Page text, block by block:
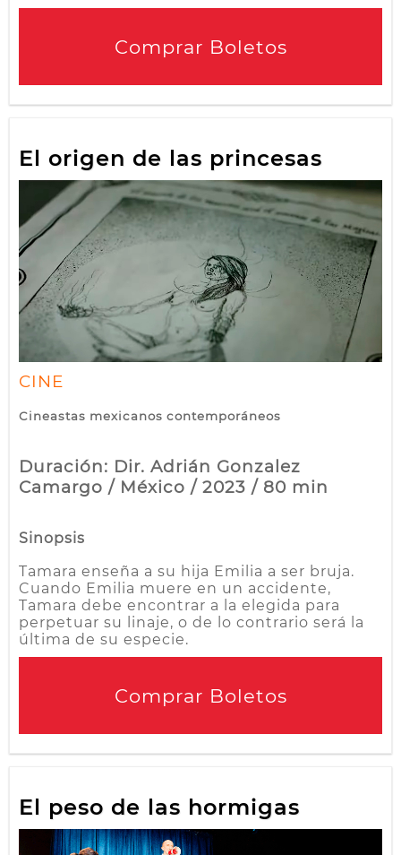
Comprar Boletos
El origen de las princesas
CINE
Cineastas mexicanos contemporáneos
Duración: Dir. Adrián Gonzalez
Camargo / México / 2023 / 80 min
Sinopsis
Tamara enseña a su hija Emilia a ser bruja.
Cuando Emilia muere en un accidente,
Tamara debe encontrar a la elegida para
perpetuar su linaje, o de lo contrario será la
última de su especie.
Comprar Boletos
El peso de las hormigas